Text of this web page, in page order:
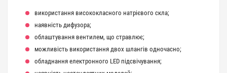
використання висококласного натрієвого скла;
наявність дифузора;
облаштування вентилем, що стравлює;
можливість використання двох шлангів одночасно;
обладнання електронного LED підсвічування;